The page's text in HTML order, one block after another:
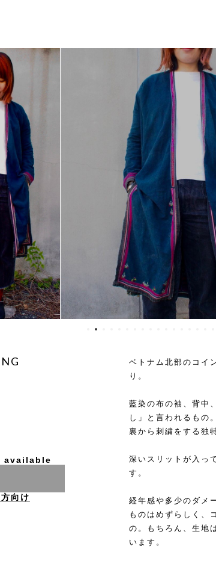
available
向け
ベトナム北部のコイ
り。
藍染の布の袖、背中
し」と言われるもの。
裏から刺繍をする独
深いスリットが入っ
す。
経年感や多少のダメ
ものはめずらしく、
の。もちろん、生地
います。